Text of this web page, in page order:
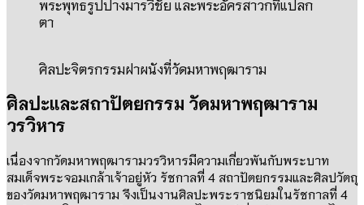
พระพุทธรูปปางมารวิชัย และพระอัครสาวกที่แปลก
ตา
ศิลปะจิตรกรรมฝาผนังที่วัดมหาพฤฒาราม
ศิลปะและสถาปัตยกรรม วัดมหาพฤฒาราม
วรวิหาร
เนื่องจากวัดมหาพฤฒารามวรวิหารมีความเกี่ยวพันกับพระบาท
สมเด็จพระจอมเกล้าเจ้าอยู่หัว รัชกาลที่ 4 สถาปัตยกรรมและศิลปวัตถุ
ของวัดมหาพฤฒาราม จึงเป็นงานศิลปะพระราชนิยมในรัชกาลที่ 4